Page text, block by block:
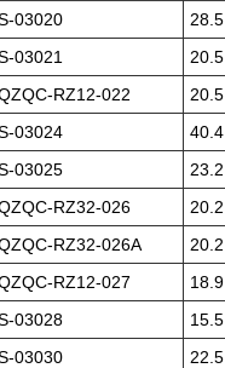
03020
28.5
03021
20.5
RZ12-022
20.5
03024
40.4
03025
23.2
RZ32-026
20.2
RZ32-026A
20.2
RZ12-027
18.9
03028
15.5
03030
22.5